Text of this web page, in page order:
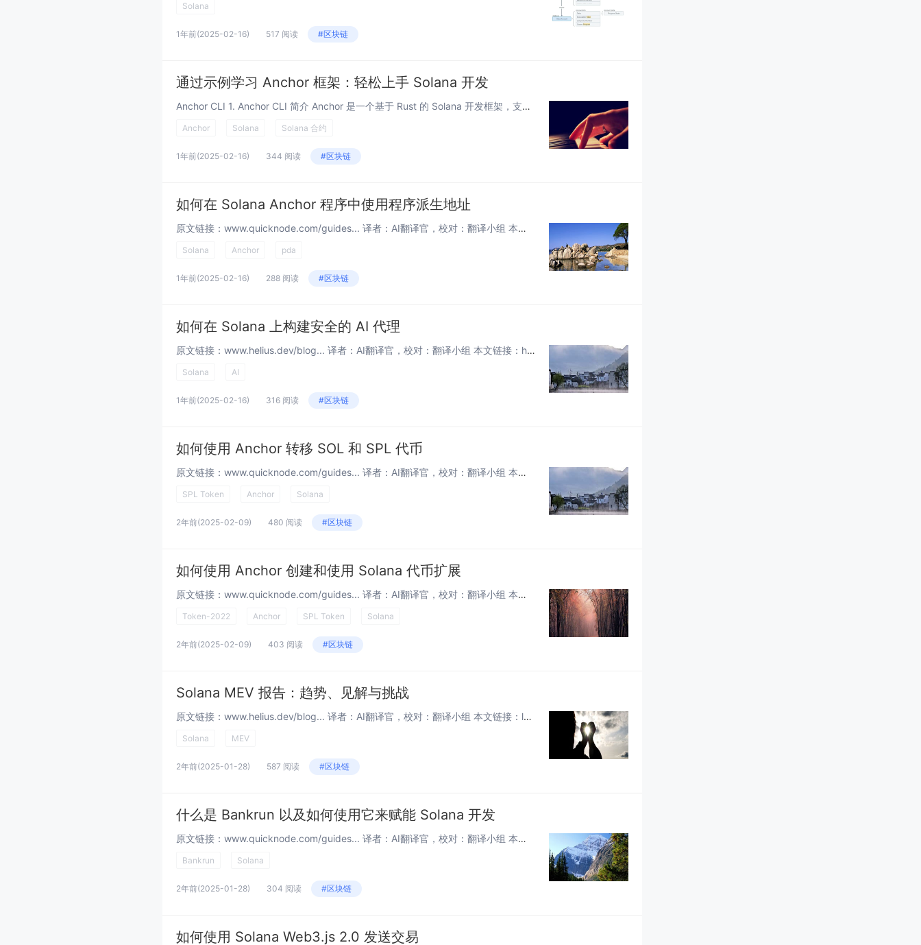
Solana
1年前(2025-02-16) 517 阅读 #区块链
通过示例学习 Anchor 框架：轻松上手 Solana 开发
Anchor CLI 1. Anchor CLI 简介 Anchor 是一个基于 Rust 的 Solana 开发框架，支持智能合约的开发，并提供了完整的工具链来简化开发流程。 依赖安装：需要安装 Rust、Solana、Ya...
Anchor Solana Solana 合约
1年前(2025-02-16) 344 阅读 #区块链
如何在 Solana Anchor 程序中使用程序派生地址
原文链接：www.quicknode.com/guides... 译者：AI翻译官，校对：翻译小组 本文链接：htzkw.com … 概述 Solana 编程的重要组成部分是程序派生地址 (PDA)。...
Solana Anchor pda
1年前(2025-02-16) 288 阅读 #区块链
如何在 Solana 上构建安全的 AI 代理
原文链接：www.helius.dev/blog... 译者：AI翻译官，校对：翻译小组 本文链接：htzkw.com … AI 代理在 Solana 上的激增引发了关于自主代理进行金融交易的激烈猜测。...
Solana AI
1年前(2025-02-16) 316 阅读 #区块链
如何使用 Anchor 转移 SOL 和 SPL 代币
原文链接：www.quicknode.com/guides... 译者：AI翻译官，校对：翻译小组 本文链接：learnblockchain.cn/article… 概述 Anchor 是一个加速在...
SPL Token Anchor Solana
2年前(2025-02-09) 480 阅读 #区块链
如何使用 Anchor 创建和使用 Solana 代币扩展
原文链接：www.quicknode.com/guides... 译者：AI翻译官，校对：翻译小组 本文链接：learnblockchain.cn/article… 概述 在 2024 年 4 月，A...
Token-2022 Anchor SPL Token Solana
2年前(2025-02-09) 403 阅读 #区块链
Solana MEV 报告：趋势、见解与挑战
原文链接：www.helius.dev/blog... 译者：AI翻译官，校对：翻译小组 本文链接：learnblockchain.cn/article… 感谢 Lucas Bruder、Max R...
Solana MEV
2年前(2025-01-28) 587 阅读 #区块链
什么是 Bankrun 以及如何使用它来赋能 Solana 开发
原文链接：www.quicknode.com/guides... 译者：AI翻译官，校对：翻译小组 本文链接：learnblockchain.cn/article… 概述 Bankrun 是一个快速、...
Bankrun Solana
2年前(2025-01-28) 304 阅读 #区块链
如何使用 Solana Web3.js 2.0 发送交易